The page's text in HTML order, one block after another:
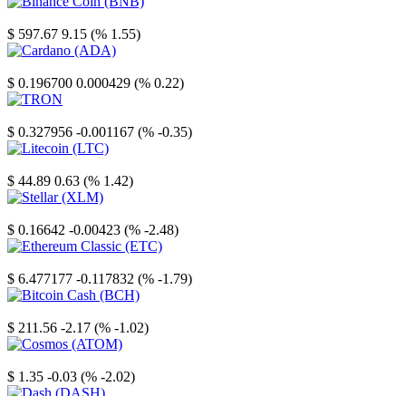
$ 597.67 9.15 (% 1.55)
$ 0.196700 0.000429 (% 0.22)
$ 0.327956 -0.001167 (% -0.35)
$ 44.89 0.63 (% 1.42)
$ 0.16642 -0.00423 (% -2.48)
$ 6.477177 -0.117832 (% -1.79)
$ 211.56 -2.17 (% -1.02)
$ 1.35 -0.03 (% -2.02)